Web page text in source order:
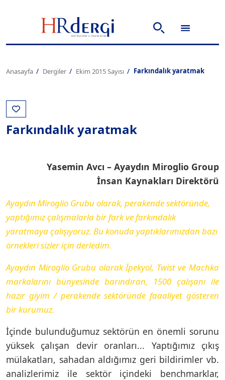
Anasayfa Dergiler Ekim 2015 Sayısı Farkındalık yaratmak
Farkındalık yaratmak
Yasemin Avcı – Ayaydın Miroglio Group
İnsan Kaynakları Direktörü
Ayaydın Miroglio Grubu olarak, perakende sektöründe,
yaptığımız çalışmalarla bir fark ve farkındalık
yaratmaya çalışıyoruz. Bu konuda yaptıklarımızdan bazı
örnekleri sizler için derledim.
Ayaydın Miroglio Grubu olarak İpekyol, Twist ve Machka
markalarını bünyesinde barındıran, 1500 çalışanı ile
hazır giyim / perakende sektöründe faaaliyet gösteren
bir kurumuz.
İçinde bulunduğumuz sektörün en önemli sorunu
yüksek çalışan devir oranları... Yaptığımız çıkış
mülakatları, sahadan aldığımız geri bildirimler vb.
analizlerimiz ile sektör içindeki benchmarklar,